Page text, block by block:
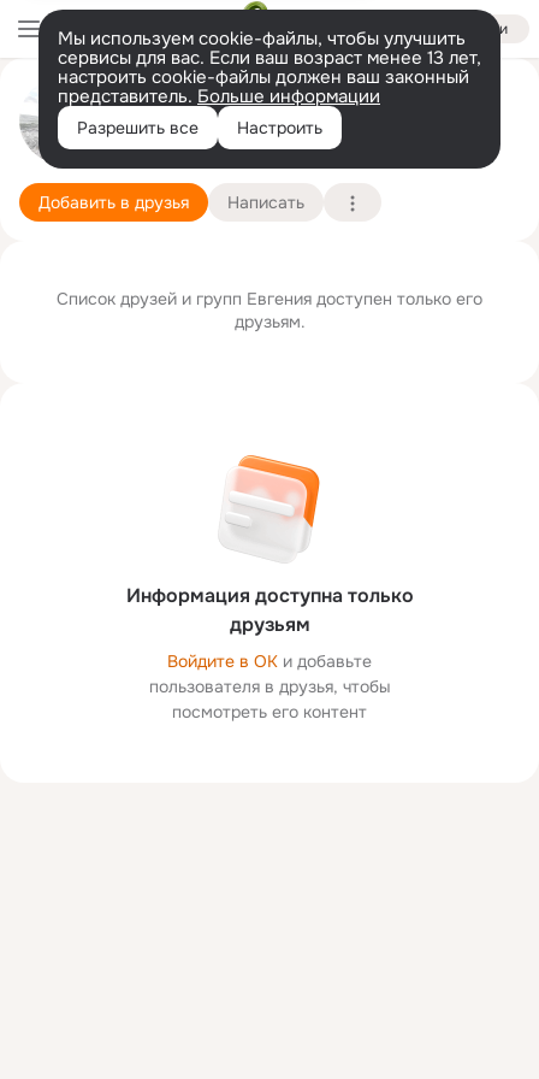
Войти
Мы используем cookie-файлы, чтобы улучшить
сервисы для вас. Если ваш возраст менее 13 лет,
настроить cookie-файлы должен ваш законный
представитель. Больше информации
Разрешить все Настроить
Евгений Веселков
20 марта Подробнее
Добавить в друзья Написать
Информация доступна только
друзьям
Войдите в ОК и добавьте
пользователя в друзья, чтобы
посмотреть его контент
Список друзей и групп Евгения доступен только его
друзьям.